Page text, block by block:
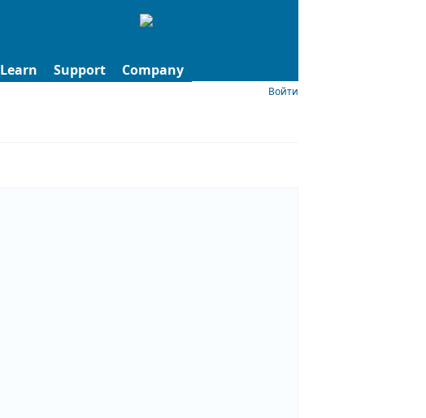
Learn Support Company
Войти